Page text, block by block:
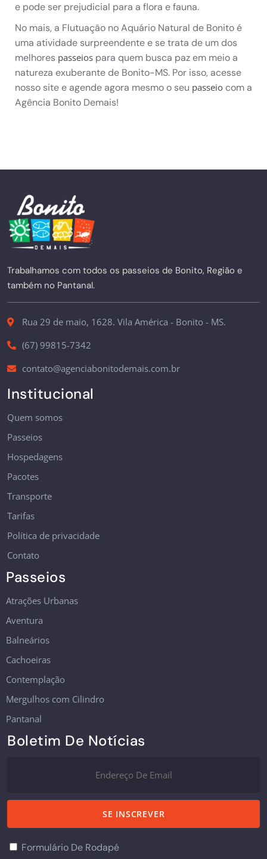
e pode ser prejudicial para a flora e fauna.
No mais, a Flutuação no Aquário Natural de Bonito é
uma atividade surpreendente e se trata de um dos
melhores passeios para quem busca paz em meio a
natureza exuberante de Bonito-MS. Por isso, acesse
nosso site e agende agora mesmo o seu passeio com a
Agência Bonito Demais!
Trabalhamos com todos os passeios de Bonito, Região e
também no Pantanal.
Rua 29 de maio, 1628. Vila América - Bonito - MS.
(67) 99815-7342
contato@agenciabonitodemais.com.br
Institucional
Quem somos
Passeios
Hospedagens
Pacotes
Transporte
Tarifas
Política de privacidade
Contato
Passeios
Atrações Urbanas
Aventura
Balneários
Cachoeiras
Contemplação
Mergulhos com Cilindro
Pantanal
Boletim De Notícias
Formulário De Rodapé